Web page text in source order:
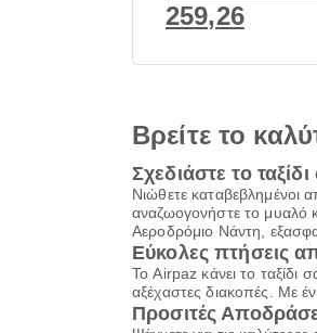
259,26
Βρείτε το
Σχεδιάστε το
Νιώθετε καταβεβλημένοι
αναζωογονήστε το μυαλό
Αεροδρόμιο Νάντη,
Εύκολες πτήσεις
Το Airpaz κάνει το
αξέχαστες διακοπές. Με
Προσιτές